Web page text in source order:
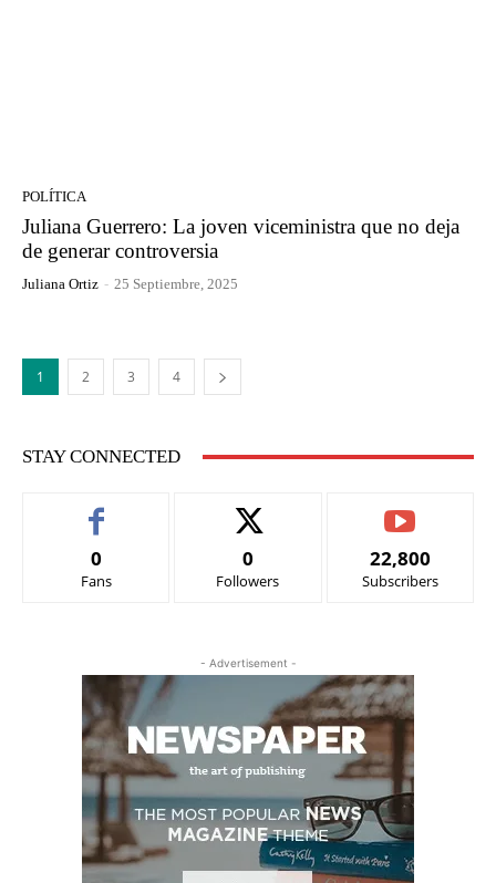
POLÍTICA
Juliana Guerrero: La joven viceministra que no deja
de generar controversia
Juliana Ortiz - 25 Septiembre, 2025
1 2 3 4
STAY CONNECTED
0
Fans
0
Followers
22,800
Subscribers
- Advertisement -